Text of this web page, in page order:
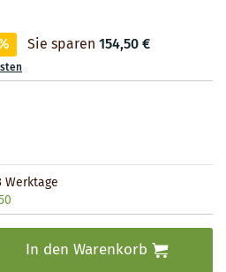
Sie sparen 154,50 €
Werktage
In den Warenkorb